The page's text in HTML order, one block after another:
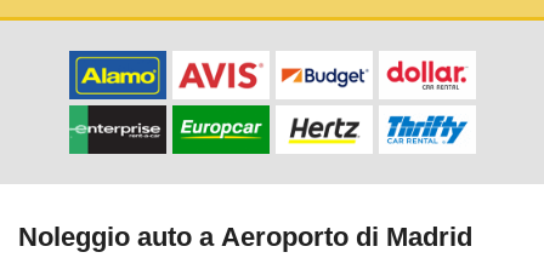
Noleggio auto a Aeroporto di Madrid